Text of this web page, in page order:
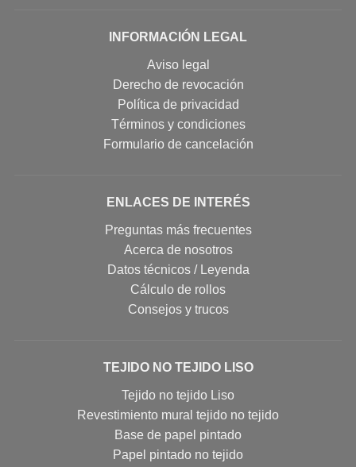
INFORMACIÓN LEGAL
Aviso legal
Derecho de revocación
Política de privacidad
Términos y condiciones
Formulario de cancelación
ENLACES DE INTERÉS
Preguntas más frecuentes
Acerca de nosotros
Datos técnicos / Leyenda
Cálculo de rollos
Consejos y trucos
TEJIDO NO TEJIDO LISO
Tejido no tejido Liso
Revestimiento mural tejido no tejido
Base de papel pintado
Papel pintado no tejido